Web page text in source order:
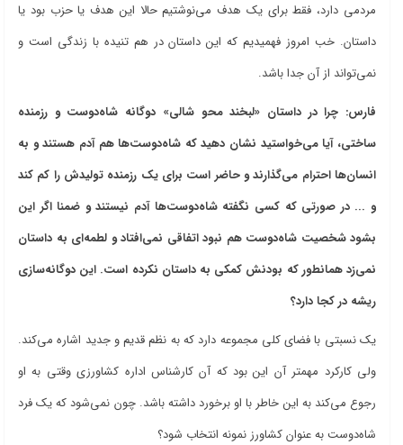
مردمی دارد، فقط برای یک هدف می‌نوشتیم حالا این هدف یا حزب بود یا
داستان. خب امروز فهمیدیم که این داستان در هم تنیده با زندگی است و
نمی‌تواند از آن جدا باشد.
فارس: چرا در داستان «لبخند محو شالی» دوگانه شاه‌دوست و رزمنده
ساختی، آیا می‌خواستید نشان دهید که شاه‌دوست‌ها هم آدم هستند و به
انسان‌ها احترام می‌گذارند و حاضر است برای یک رزمنده تولیدش را کم کند
و ... در صورتی که کسی نگفته شاه‌دوست‌ها آدم نیستند و ضمنا اگر این
بشود شخصیت شاه‌دوست هم نبود اتفاقی نمی‌افتاد و لطمه‌ای به داستان
نمی‌زد همانطور که بودنش کمکی به داستان نکرده است. این دوگانه‌سازی
ریشه در کجا دارد؟
یک نسبتی با فضای کلی مجموعه دارد که به نظم قدیم و جدید اشاره می‌کند.
ولی کارکرد مهمتر آن این بود که آن کارشناس اداره کشاورزی وقتی به او
رجوع می‌کند به این خاطر با او برخورد داشته باشد. چون نمی‌شود که یک فرد
شاه‌دوست به عنوان کشاورز نمونه انتخاب شود؟